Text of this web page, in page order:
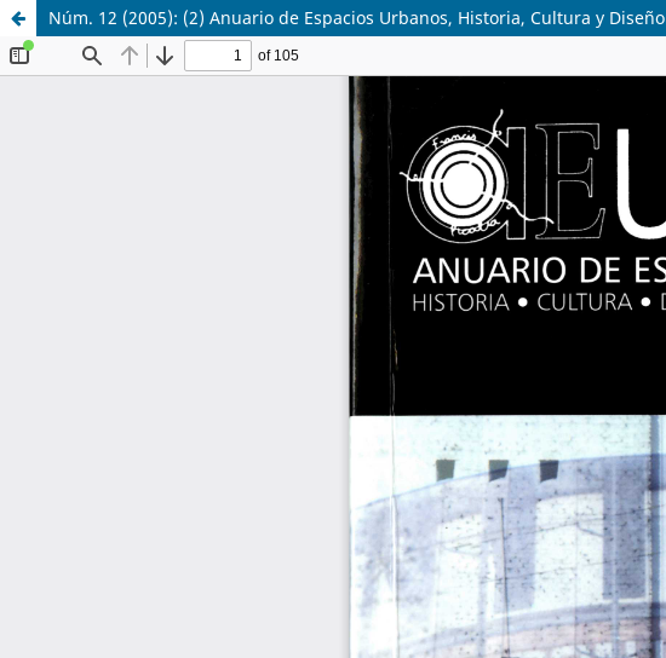
Núm. 12 (2005): (2) Anuario de Espacios Urbanos, Historia, Cultura y Diseño